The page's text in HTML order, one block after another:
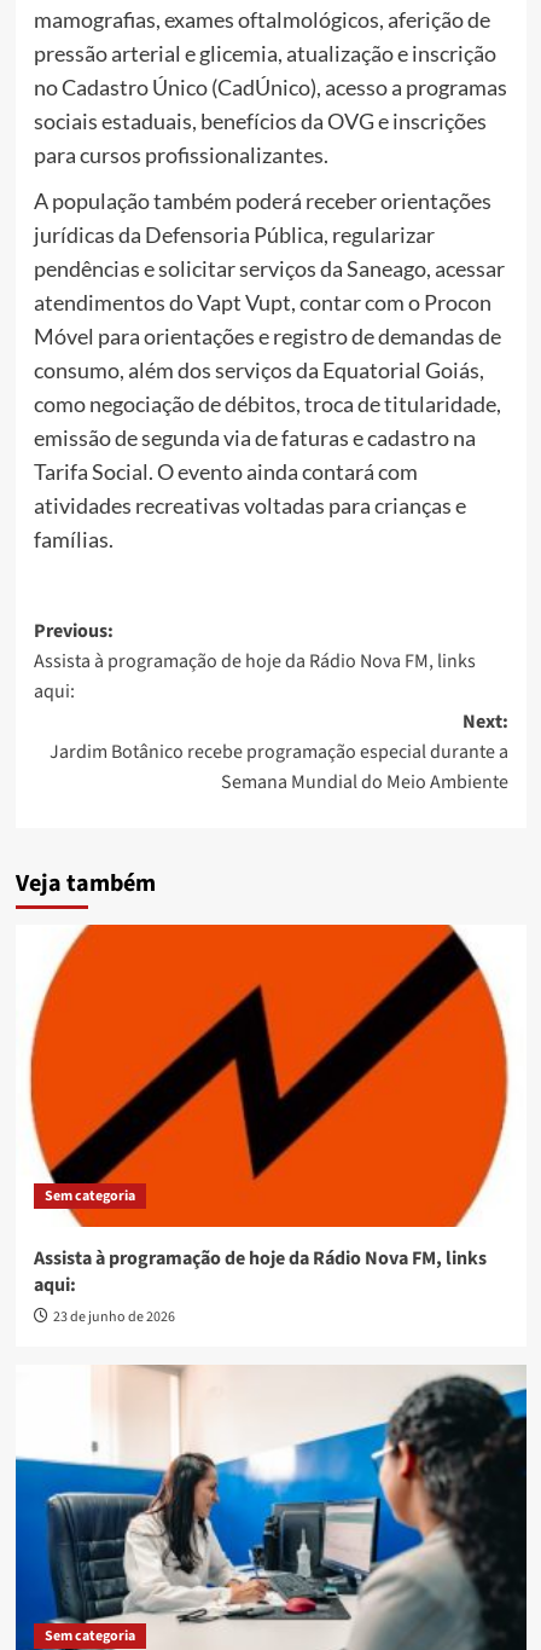
mamografias, exames oftalmológicos, aferição de
pressão arterial e glicemia, atualização e inscrição
no Cadastro Único (CadÚnico), acesso a programas
sociais estaduais, benefícios da OVG e inscrições
para cursos profissionalizantes.
A população também poderá receber orientações
jurídicas da Defensoria Pública, regularizar
pendências e solicitar serviços da Saneago, acessar
atendimentos do Vapt Vupt, contar com o Procon
Móvel para orientações e registro de demandas de
consumo, além dos serviços da Equatorial Goiás,
como negociação de débitos, troca de titularidade,
emissão de segunda via de faturas e cadastro na
Tarifa Social. O evento ainda contará com
atividades recreativas voltadas para crianças e
famílias.
Post
navigation
Previous:
Assista à programação de hoje da Rádio Nova FM, links
aqui:
Next:
Jardim Botânico recebe programação especial durante a
Semana Mundial do Meio Ambiente
Veja também
Sem categoria
Assista à programação de hoje da Rádio Nova FM, links
aqui:
23 de junho de 2026
Sem categoria